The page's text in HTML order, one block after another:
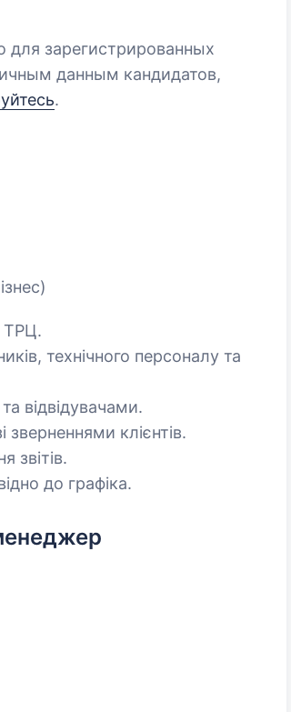
зарегистрированных
данным кандидатов,
.
ТРЦ.
технічного персоналу та
відвідувачами.
зверненнями клієнтів.
звітів.
до графіка.